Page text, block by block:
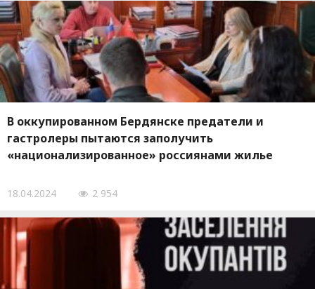
В оккупированном Бердянске предатели и
гастролеры пытаются заполучить
«национализированное» россиянами жилье
18.04.2024 2 954